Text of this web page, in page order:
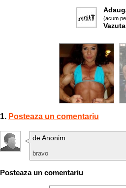
(acum
Vazuta
1. Posteaza un comentariu
de Anonim
bravo
Posteaza un comentariu